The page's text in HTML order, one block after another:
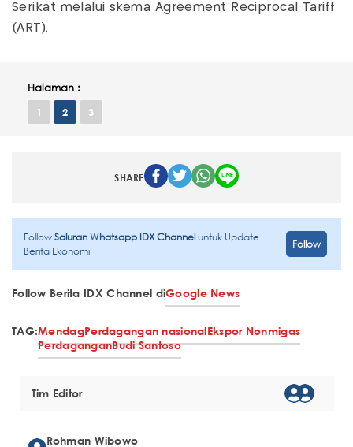
Serikat melalui skema Agreement Reciprocal Tariff
(ART).
Halaman :
1 2 3
SHARE
FollowSaluran Whatsapp IDX Channeluntuk Update
Berita Ekonomi
Follow
Follow Berita IDX Channel diGoogle News
TAG:MendagPerdagangan nasionalEkspor Nonmigas
PerdaganganBudi Santoso
Tim Editor
Rohman Wibowo